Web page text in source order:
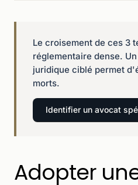
Le croisement de ces 3
réglementaire dense.
juridique ciblé permet
morts.
Identifier un avocat
Adopter